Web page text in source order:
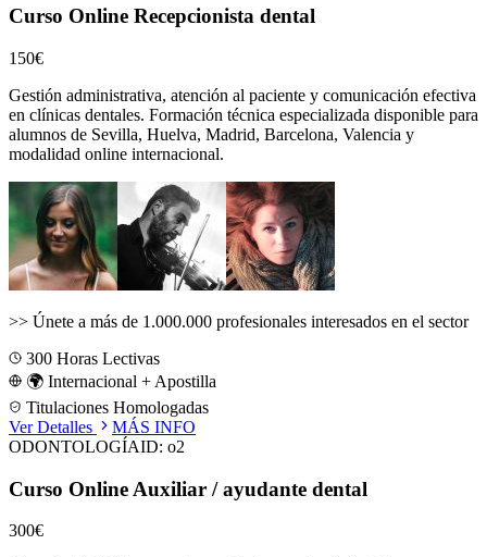
Curso Online Recepcionista dental
150€
Gestión administrativa, atención al paciente y comunicación efectiva
en clínicas dentales. Formación técnica especializada disponible para
alumnos de Sevilla, Huelva, Madrid, Barcelona, Valencia y
modalidad online internacional.
>> Únete a más de 1.000.000 profesionales interesados en el sector
300 Horas Lectivas
🌍 Internacional + Apostilla
Titulaciones Homologadas
Ver Detalles
MÁS INFO
ODONTOLOGÍAID: o2
Curso Online Auxiliar / ayudante dental
300€